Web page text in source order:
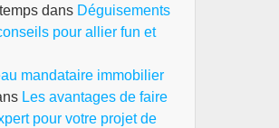
dans Déguisements
pour allier fun et
mandataire immobilier
Les avantages de faire
pour votre projet de